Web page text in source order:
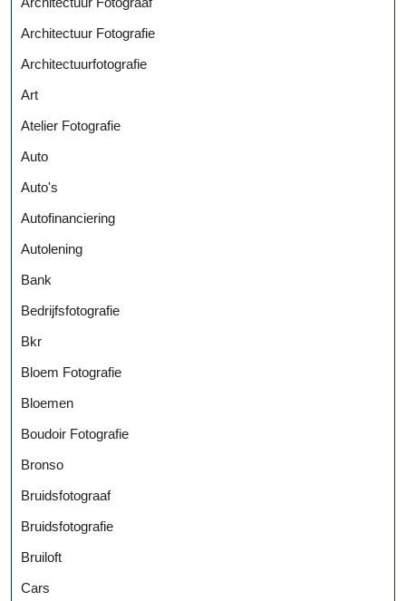
Architectuur Fotografie
Architectuurfotografie
Art
Atelier Fotografie
Auto
Auto's
Autofinanciering
Autolening
Bank
Bedrijfsfotografie
Bkr
Bloem Fotografie
Bloemen
Boudoir Fotografie
Bronso
Bruidsfotograaf
Bruidsfotografie
Bruiloft
Cars